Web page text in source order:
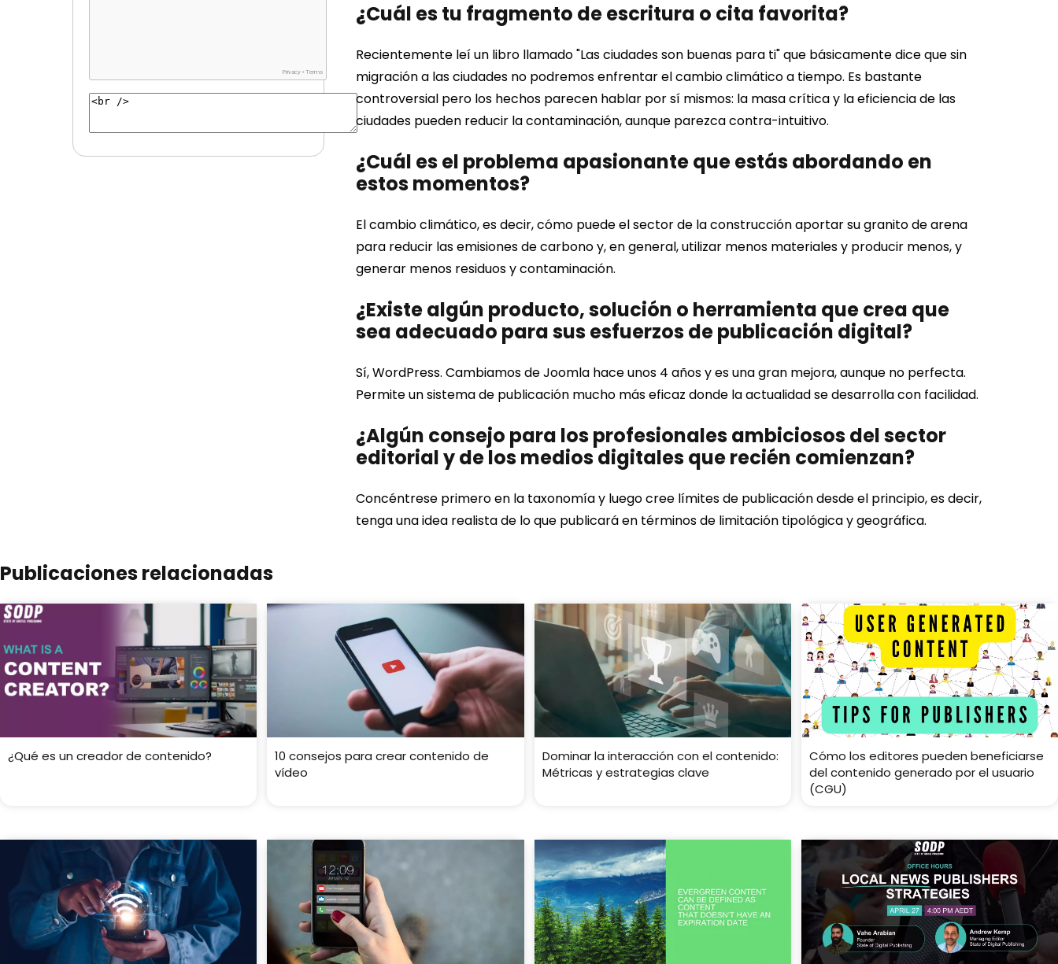
¿Cuál es tu fragmento de escritura o cita favorita?
Recientemente leí un libro llamado "Las ciudades son buenas para ti" que básicamente dice que sin
migración a las ciudades no podremos enfrentar el cambio climático a tiempo. Es bastante
controversial pero los hechos parecen hablar por sí mismos: la masa crítica y la eficiencia de las
ciudades pueden reducir la contaminación, aunque parezca contra-intuitivo.
¿Cuál es el problema apasionante que estás abordando en
estos momentos?
El cambio climático, es decir, cómo puede el sector de la construcción aportar su granito de arena
para reducir las emisiones de carbono y, en general, utilizar menos materiales y producir menos, y
generar menos residuos y contaminación.
¿Existe algún producto, solución o herramienta que crea que
sea adecuado para sus esfuerzos de publicación digital?
Sí, WordPress. Cambiamos de Joomla hace unos 4 años y es una gran mejora, aunque no perfecta.
Permite un sistema de publicación mucho más eficaz donde la actualidad se desarrolla con facilidad.
¿Algún consejo para los profesionales ambiciosos del sector
editorial y de los medios digitales que recién comienzan?
Concéntrese primero en la taxonomía y luego cree límites de publicación desde el principio, es decir,
tenga una idea realista de lo que publicará en términos de limitación tipológica y geográfica.
Publicaciones relacionadas
¿Qué es un creador de contenido?
10 consejos para crear contenido de
vídeo
Dominar la interacción con el contenido:
Métricas y estrategias clave
Cómo los editores pueden beneficiarse
del contenido generado por el usuario
(CGU)